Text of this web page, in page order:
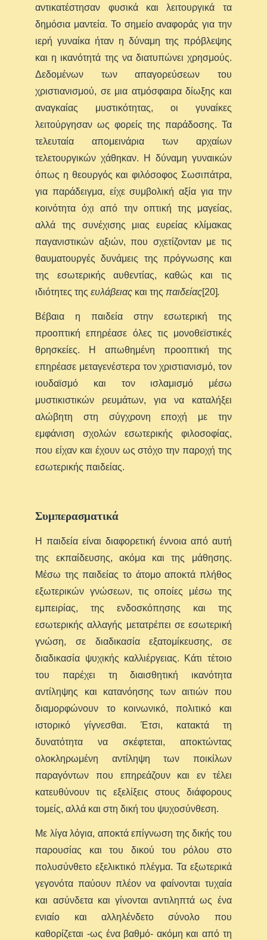
αντικατέστησαν φυσικά και λειτουργικά τα
δημόσια μαντεία. Το σημείο αναφοράς για την
ιερή γυναίκα ήταν η δύναμη της πρόβλεψης
και η ικανότητά της να διατυπώνει χρησμούς.
Δεδομένων των απαγορεύσεων του
χριστιανισμού, σε μια ατμόσφαιρα δίωξης και
αναγκαίας μυστικότητας, οι γυναίκες
λειτούργησαν ως φορείς της παράδοσης. Τα
τελευταία απομεινάρια των αρχαίων
τελετουργικών χάθηκαν. Η δύναμη γυναικών
όπως η θεουργός και φιλόσοφος Σωσιπάτρα,
για παράδειγμα, είχε συμβολική αξία για την
κοινότητα όχι από την οπτική της μαγείας,
αλλά της συνέχισης μιας ευρείας κλίμακας
παγανιστικών αξιών, που σχετίζονταν με τις
θαυματουργές δυνάμεις της πρόγνωσης και
της εσωτερικής αυθεντίας, καθώς και τις
ιδιότητες τηςευλάβειας και της παιδείας[20].
Βέβαια η παιδεία στην εσωτερική της
προοπτική επηρέασε όλες τις μονοθεϊστικές
θρησκείες. Η απωθημένη προοπτική της
επηρέασε μεταγενέστερα τον χριστιανισμό, τον
ιουδαϊσμό και τον ισλαμισμό μέσω
μυστικιστικών ρευμάτων, για να καταλήξει
αλώβητη στη σύγχρονη εποχή με την
εμφάνιση σχολών εσωτερικής φιλοσοφίας,
που είχαν και έχουν ως στόχο την παροχή της
εσωτερικής παιδείας.
Συμπερασματικά
Η παιδεία είναι διαφορετική έννοια από αυτή
της εκπαίδευσης, ακόμα και της μάθησης.
Μέσω της παιδείας το άτομο αποκτά πλήθος
εξωτερικών γνώσεων, τις οποίες μέσω της
εμπειρίας, της ενδοσκόπησης και της
εσωτερικής αλλαγής μετατρέπει σε εσωτερική
γνώση, σε διαδικασία εξατομίκευσης, σε
διαδικασία ψυχικής καλλιέργειας. Κάτι τέτοιο
του παρέχει τη διαισθητική ικανότητα
αντίληψης και κατανόησης των αιτιών που
διαμορφώνουν το κοινωνικό, πολιτικό και
ιστορικό γίγνεσθαι. Έτσι, κατακτά τη
δυνατότητα να σκέφτεται, αποκτώντας
ολοκληρωμένη αντίληψη των ποικίλων
παραγόντων που επηρεάζουν και εν τέλει
κατευθύνουν τις εξελίξεις στους διάφορους
τομείς, αλλά και στη δική του ψυχοσύνθεση.
Με λίγα λόγια, αποκτά επίγνωση της δικής του
παρουσίας και του δικού του ρόλου στο
πολυσύνθετο εξελικτικό πλέγμα. Τα εξωτερικά
γεγονότα παύουν πλέον να φαίνονται τυχαία
και ασύνδετα και γίνονται αντιληπτά ως ένα
ενιαίο και αλληλένδετο σύνολο που
καθορίζεται -ως ένα βαθμό- ακόμη και από τη